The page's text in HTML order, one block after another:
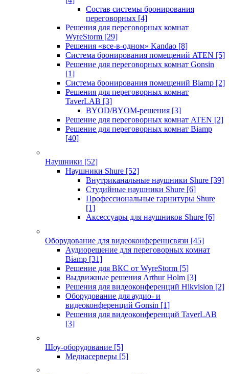
Состав системы бронирования
переговорных [4]
Решения для переговорных комнат
WyreStorm [29]
Решения «все-в-одном» Kandao [8]
Система бронирования помещений ATEN [5]
Решение для переговорных комнат Gonsin
[1]
Система бронирования помещений Biamp [2]
Решения для переговорных комнат
TaverLAB [3]
BYOD/BYOM-решения [3]
Решение для переговорных комнат ATEN [2]
Решение для переговорных комнат Biamp
[40]
Наушники [52]
Наушники Shure [52]
Внутриканальные наушники Shure [39]
Студийные наушники Shure [6]
Профессиональные гарнитуры Shure
[1]
Аксессуары для наушников Shure [6]
Оборудование для видеоконференцсвязи [45]
Аудиорешение для переговорных комнат
Biamp [31]
Решение для ВКС от WyreStorm [5]
Выдвижные решения Arthur Holm [3]
Решения для видеоконференций Hikvision [2]
Оборудование для аудио- и
видеоконференций Gonsin [1]
Решения для видеоконференций TaverLAB
[3]
Шоу-оборудование [5]
Медиасерверы [5]